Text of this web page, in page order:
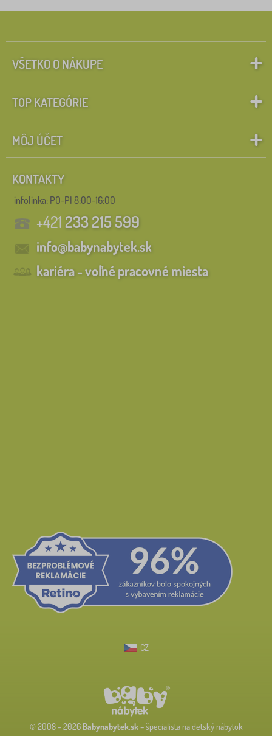
VŠETKO O NÁKUPE
TOP KATEGÓRIE
MÔJ ÚČET
KONTAKTY
infolinka: PO-PI 8:00-16:00
+421233 215 599
info@babynabytek.sk
kariéra - voľné pracovné miesta
CZ
© 2008 - 2026 Babynabytek.sk– špecialista na detský nábytok